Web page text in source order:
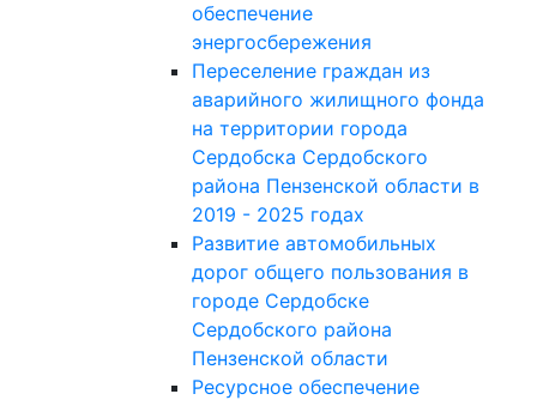
обеспечение
энергосбережения
Переселение граждан из
аварийного жилищного фонда
на территории города
Сердобска Сердобского
района Пензенской области в
2019 - 2025 годах
Развитие автомобильных
дорог общего пользования в
городе Сердобске
Сердобского района
Пензенской области
Ресурсное обеспечение